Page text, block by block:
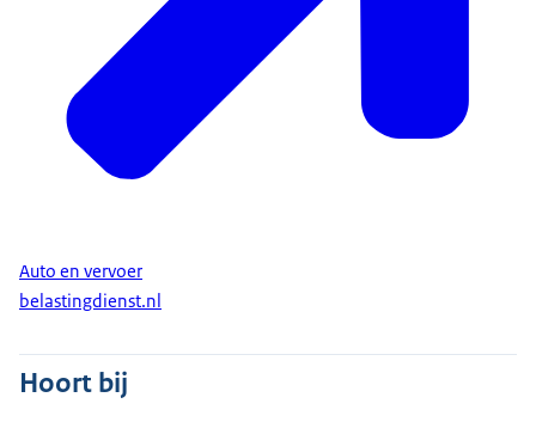
Auto en vervoer
belastingdienst.nl
Hoort bij